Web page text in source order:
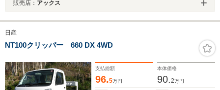
販売店： アックス
日産
NT100クリッパー 660 DX 4WD
支払総額
96.5万円
本体価格
90.2万円